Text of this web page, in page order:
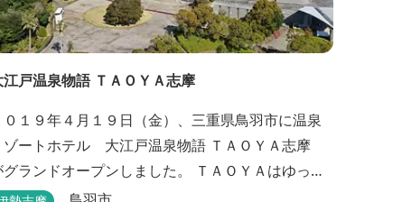
江戸温泉物語 ＴＡＯＹＡ志摩
０１９年４月１９日（金）、三重県鳥羽市に温泉
ゾートホテル 大江戸温泉物語 ＴＡＯＹＡ志摩
グランドオープンしました。 ＴＡＯＹＡはゆった
たおやかにお過ごしいただけるホテルを目指